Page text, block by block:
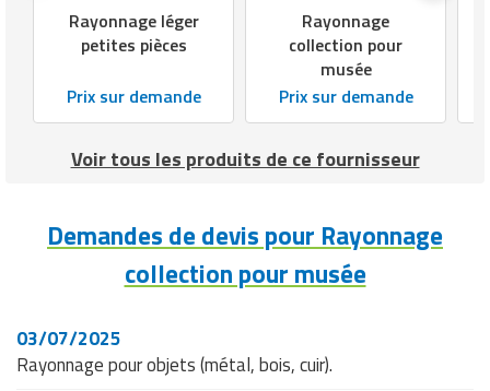
Rayonnage léger
petites pièces
Prix sur demande
Rayonnage
collection pour
musée
Prix sur demande
Voir tous les produits de ce fournisseur
Demandes de devis pour Rayonnage
collection pour musée
03/07/2025
Rayonnage pour objets (métal, bois, cuir).